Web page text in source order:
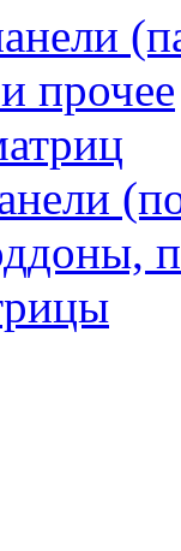
прочее